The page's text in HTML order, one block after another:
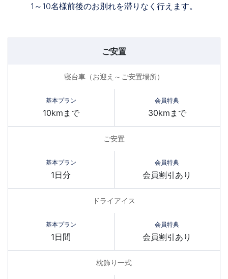
1～10名様前後のお別れを滞りなく行えます。
ご安置
寝台車（お迎え～ご安置場所）
10kmまで 30kmまで
ご安置
1日分 会員割引あり
ドライアイス
1日間 会員割引あり
枕飾り一式